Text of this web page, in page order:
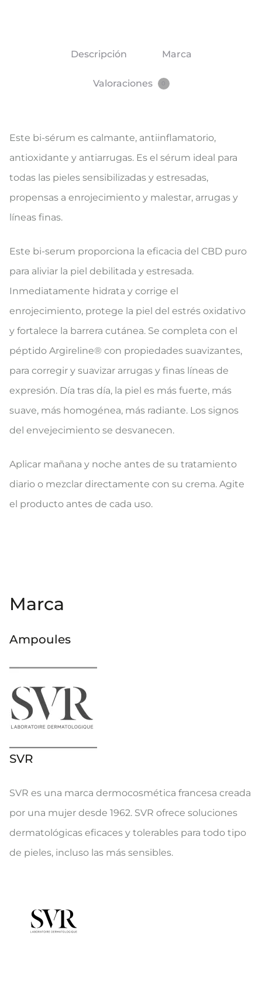
Descripción Marca
Valoraciones
Este bi-sérum es calmante, antiinflamatorio,
antioxidante y antiarrugas. Es el sérum ideal para
todas las pieles sensibilizadas y estresadas,
propensas a enrojecimiento y malestar, arrugas y
líneas finas.
Este bi-serum proporciona la eficacia del CBD puro
para aliviar la piel debilitada y estresada.
Inmediatamente hidrata y corrige el
enrojecimiento, protege la piel del estrés oxidativo
y fortalece la barrera cutánea. Se completa con el
péptido Argireline® con propiedades suavizantes,
para corregir y suavizar arrugas y finas líneas de
expresión. Día tras día, la piel es más fuerte, más
suave, más homogénea, más radiante. Los signos
del envejecimiento se desvanecen.
Aplicar mañana y noche antes de su tratamiento
diario o mezclar directamente con su crema. Agite
el producto antes de cada uso.
Marca
Ampoules
SVR
SVR es una marca dermocosmética francesa creada
por una mujer desde 1962. SVR ofrece soluciones
dermatológicas eficaces y tolerables para todo tipo
de pieles, incluso las más sensibles.